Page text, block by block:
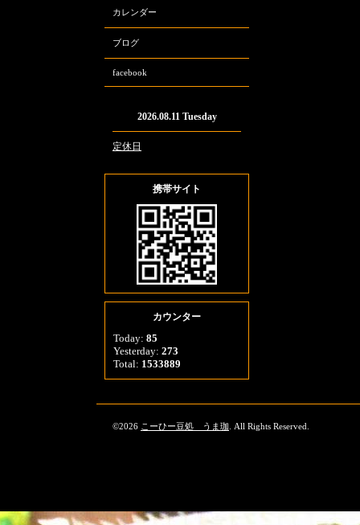
カレンダー
ブログ
facebook
2026.08.11 Tuesday
定休日
携帯サイト
カウンター
Today: 85
Yesterday: 273
Total: 1533889
©2026 こーひー豆処 うま珈 . All Rights Reserved.